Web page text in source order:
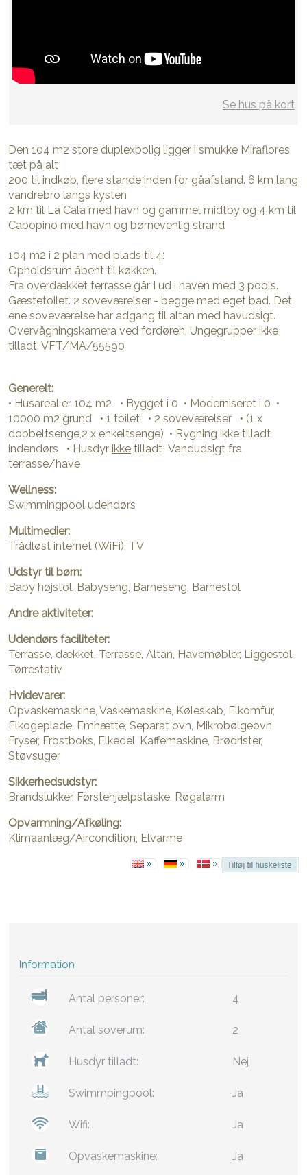
Se hus på kort
Den 104 m2 store duplexbolig ligger i smukke Miraflores
tæt på alt
200 til indkøb, flere stande inden for gåafstand. 6 km lang
vandrebro langs kysten
2 km til La Cala med havn og gammel midtby og 4 km til
Cabopino med havn og børnevenlig strand
104 m2 i 2 plan med plads til 4:
Opholdsrum åbent til køkken.
Fra overdækket terrasse går I ud i haven med 3 pools.
Gæstetoilet. 2 soveværelser - begge med eget bad. Det
ene soveværelse har adgang til altan med havudsigt.
Overvågningskamera ved fordøren. Ungegrupper ikke
tilladt. VFT/MA/55590
Generelt:
• Husareal er 104 m2 • Bygget i 0 • Moderniseret i 0 •
10000 m2 grund • 1 toilet • 2 soveværelser • (1 x
dobbeltsenge,2 x enkeltsenge) • Rygning ikke tilladt
indendørs • Husdyr ikke tilladt Vandudsigt fra
terrasse/have
Wellness:
Swimmingpool udendørs
Multimedier:
Trådløst internet (WiFi), TV
Udstyr til børn:
Baby højstol, Babyseng, Barneseng, Barnestol
Andre aktiviteter:
Udendørs faciliteter:
Terrasse, dækket, Terrasse, Altan, Havemøbler, Liggestol,
Tørrestativ
Hvidevarer:
Opvaskemaskine, Vaskemaskine, Køleskab, Elkomfur,
Elkogeplade, Emhætte, Separat ovn, Mikrobølgeovn,
Fryser, Frostboks, Elkedel, Kaffemaskine, Brødrister,
Støvsuger
Sikkerhedsudstyr:
Brandslukker, Førstehjælpstaske, Røgalarm
Opvarmning/Afkøling:
Klimaanlæg/Aircondition, Elvarme
Information
Antal personer: 4
Antal soverum: 2
Husdyr tilladt: Nej
Swimmpingpool: Ja
Wifi: Ja
Opvaskemaskine: Ja